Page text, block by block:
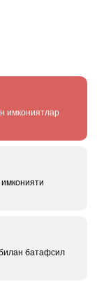
имкониятлар
батафсил